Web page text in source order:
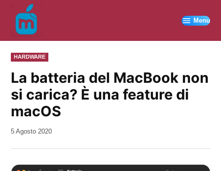
contenuto
Menu
PUBBLICATO
IN
HARDWARE
La batteria del MacBook non
si carica? È una feature di
macOS
da
5 Agosto 2020